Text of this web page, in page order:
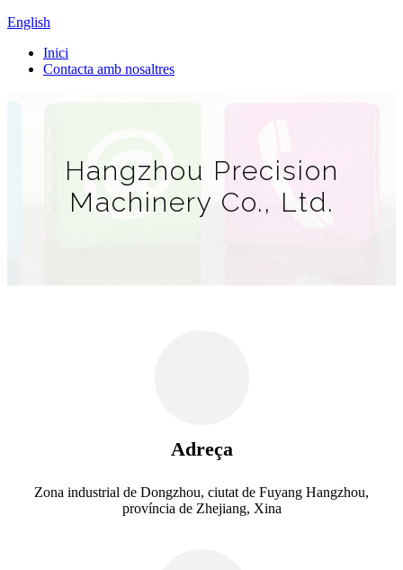
English
Inici
Contacta amb nosaltres
Hangzhou Precision
Machinery Co., Ltd.
Adreça
Zona industrial de Dongzhou, ciutat de Fuyang Hangzhou,
província de Zhejiang, Xina